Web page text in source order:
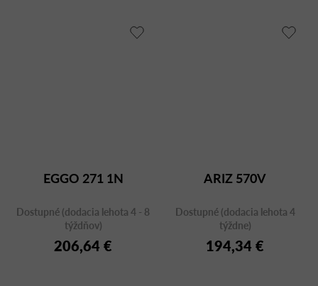
EGGO 271 1N
Dostupné (dodacia lehota 4 - 8
týždňov)
206,64 €
ARIZ 570V
Dostupné (dodacia lehota 4
týždne)
194,34 €